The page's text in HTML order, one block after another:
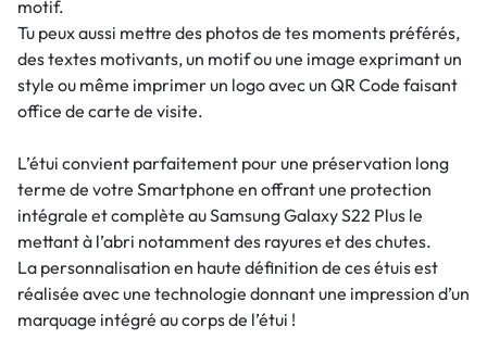
motif.
Tu peux aussi mettre des photos de tes moments préférés,
des textes motivants, un motif ou une image exprimant un
style ou même imprimer un logo avec un QR Code faisant
office de carte de visite.
L’étui convient parfaitement pour une préservation long
terme de votre Smartphone en offrant une protection
intégrale et complète au Samsung Galaxy S22 Plus le
mettant à l’abri notamment des rayures et des chutes.
La personnalisation en haute définition de ces étuis est
réalisée avec une technologie donnant une impression d’un
marquage intégré au corps de l’étui !